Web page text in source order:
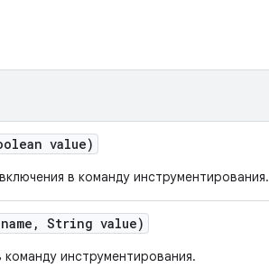
value)
в команду инструментирования.
, String value)
инструментирования.